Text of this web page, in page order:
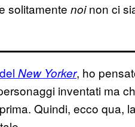
solitamente noinon ci
New Yorker, ho
inventati ma
Quindi, ecco qua,